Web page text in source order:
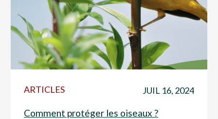
ARTICLES JUIL 16, 2024
Comment protéger les oiseaux ?